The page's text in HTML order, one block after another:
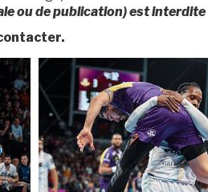
ou de publication) est interdite